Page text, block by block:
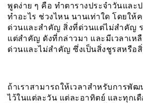
พูดง่าย ๆ คือ ทำตารางประจำวันและ
ทำอะไร ช่วงไหน นานเท่าใด โดยให้
ด่วนและสำคัญ สิ่งที่ด่วนแต่ไม่สำคัญ
แต่สำคัญ ดังที่กล่าวมา และมีเวลาเห
ด่วนและไม่สำคัญ ซึ่งเป็นสิ่งชูรสหรือ
ถ้าเราสามารถให้เวลาสำหรับการพั
ไว้ในแต่ละวัน แต่ละอาทิตย์ และทุกเ